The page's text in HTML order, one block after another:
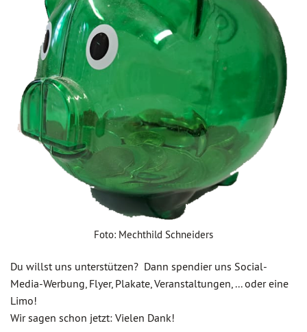
Foto: Mechthild Schneiders
Du willst uns unterstützen? Dann spendier uns Social-
Media-Werbung, Flyer, Plakate, Veranstaltungen, ... oder eine
Limo!
Wir sagen schon jetzt: Vielen Dank!